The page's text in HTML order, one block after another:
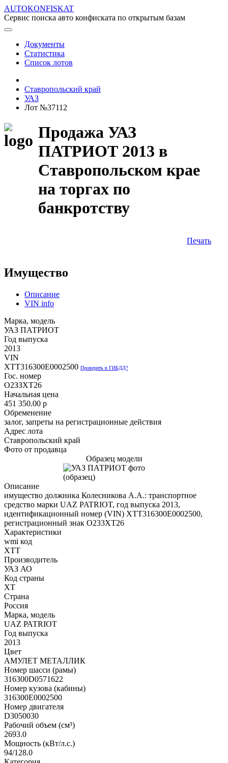
AUTOKONFISKAT
Сервис поиска авто конфиската по открытым базам
Документы
Статистика
Список лотов
Ставропольский край
УАЗ
Лот №37112
Продажа УАЗ
ПАТРИОТ 2013 в
Ставропольском крае
на торгах по
банкротству
Печать
Имущество
Описание
VIN info
Марка, модель
УАЗ ПАТРИОТ
Год выпуска
2013
VIN
XTT316300E0002500 Проверить в ГИБДД?
Гос. номер
О2ЗЗХТ26
Начальная цена
451 350.00 p
Обременение
залог, запреты на регистрационные действия
Адрес лота
Ставропольский край
Фото от продавца
Образец модели
Описание
имущество должника Колесникова А.А.: транспортное
средство марки UAZ PATRIOT, год выпуска 2013,
идентификационный номер (VIN) XTT316300E0002500,
регистрационный знак O233XT26
Характеристики
wmi код
XTT
Производитель
УАЗ АО
Код страны
XT
Страна
Россия
Марка, модель
UАZ РАТRIОТ
Год выпуска
2013
Цвет
АМУЛЕТ МЕТАЛЛИК
Номер шасси (рамы)
316300D0571622
Номер кузова (кабины)
316300Е0002500
Номер двигателя
D3050030
Рабочий объем (см³)
2693.0
Мощность (кВт/л.с.)
94/128.0